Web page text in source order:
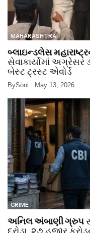
MAHARASHTRA
બ્લાઇન્ડલેસ
સેવાકાર્યોમાં અગ્રેસર
બેસ્ટ ટ્રસ્ટ એવોર્ડ
BySoni May 13, 2026
CRIME
અનિલ અંબાણી ગ્રુપ